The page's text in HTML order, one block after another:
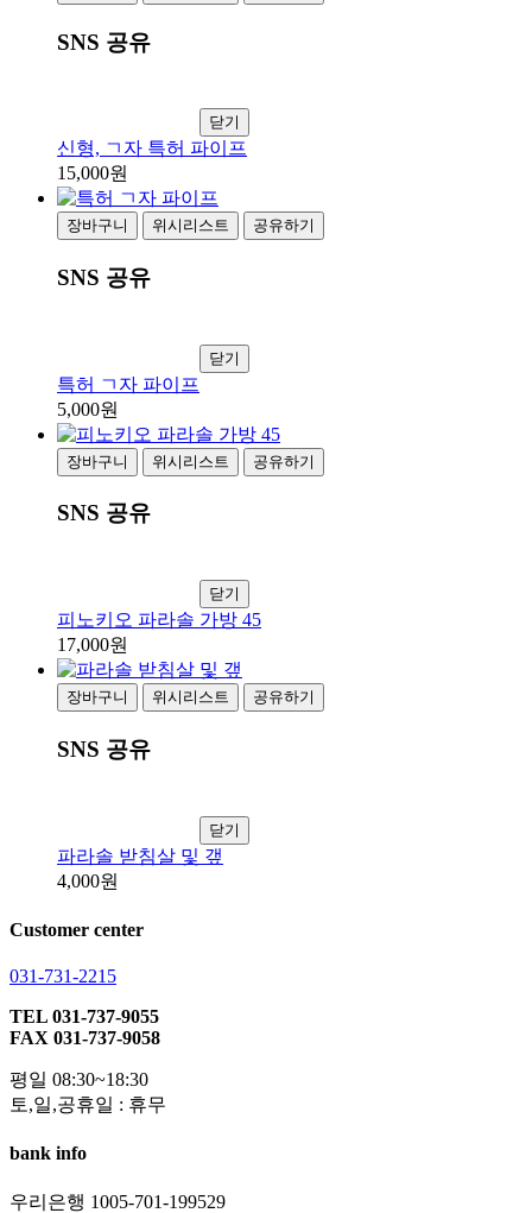
SNS 공유
닫기
신형, ㄱ자 특허 파이프
15,000원
장바구니 위시리스트 공유하기
SNS 공유
닫기
특허 ㄱ자 파이프
5,000원
장바구니 위시리스트 공유하기
SNS 공유
닫기
피노키오 파라솔 가방 45
17,000원
장바구니 위시리스트 공유하기
SNS 공유
닫기
파라솔 받침살 및 갶
4,000원
Customer center
031-731-2215
TEL 031-737-9055
FAX 031-737-9058
평일 08:30~18:30
토,일,공휴일 : 휴무
bank info
우리은행 1005-701-199529